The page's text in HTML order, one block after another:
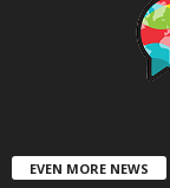
EVEN MORE NEWS